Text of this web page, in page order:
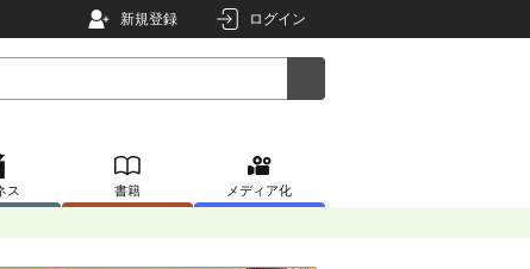
新規登録 ログイン
ス 書籍 メディア化